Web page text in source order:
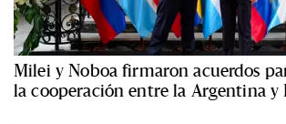
Milei y Noboa firmaron acuerdos
la cooperación entre la Argentina y